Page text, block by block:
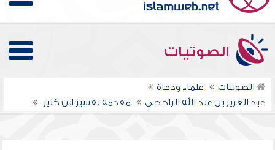
الصوتيات
الصوتيات
علماء ودعاة
عبد العزيز بن عبد الله الراجحي
مقدمة تفسير ابن كثير